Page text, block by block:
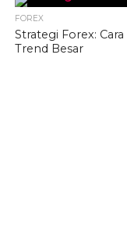
FOREX
Strategi Forex:
Trend Besar